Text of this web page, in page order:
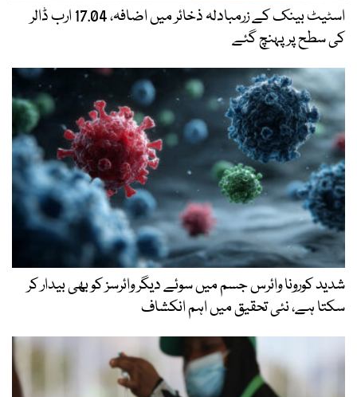
اسٹیٹ بینک کے زرمبادلہ ذخائر میں اضافہ، 17.04 ارب ڈالر
کی سطح پر پہنچ گئے
شدید کورونا وائرس جسم میں سوئے دیگر وائرسز کو بھی بیدار کر
سکتا ہے، نئی تحقیق میں اہم انکشاف